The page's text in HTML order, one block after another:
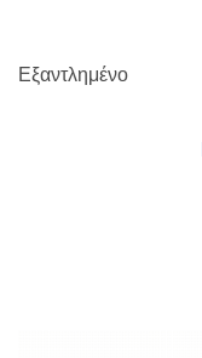
Εξαντλημένο